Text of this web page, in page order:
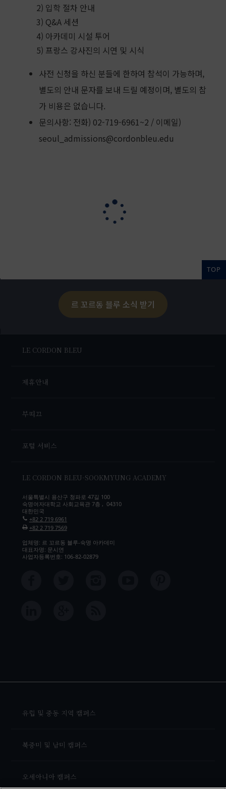
2) 입학 절차 안내
3) Q&A 세션
4) 아카데미 시설 투어
5) 프랑스 강사진의 시연 및 시식
사전 신청을 하신 분들에 한하여 참석이 가능하며,
별도의 안내 문자를 보내 드릴 예정이며, 별도의 참
가 비용은 없습니다.
문의사항: 전화) 02-719-6961~2 / 이메일)
seoul_admissions@cordonbleu.edu
TOP
르 꼬르동 블루 소식 받기
LE CORDON BLEU
제휴안내
부띠끄
포털 서비스
LE CORDON BLEU-SOOKMYUNG ACADEMY
서울특별시 용산구 청파로 47길 100
숙명여자대학교 사회교육관 7층 , 04310
대한민국
+82 2 719 6961
+82 2 719 7569
업체명: 르 꼬르동 블루-숙명 아카데미
대표자명: 문시연
사업자등록번호: 106-82-02879
유럽 및 중동 지역 캠퍼스
북중미 및 남미 캠퍼스
오세아니아 캠퍼스